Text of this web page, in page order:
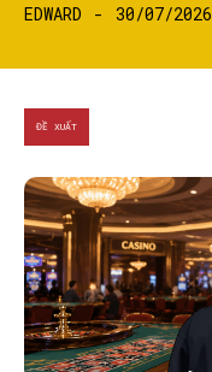
EDWARD - 30/07/2026
ĐỀ XUẤT